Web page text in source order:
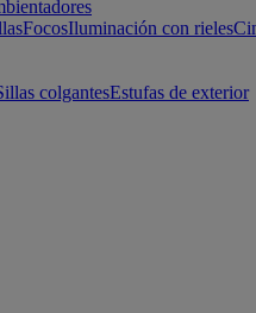
FocosIluminación con rieles
colgantesEstufas de exterior